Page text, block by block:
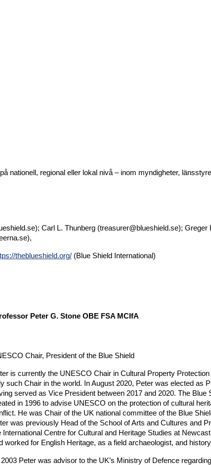
nationell, regional eller lokal nivå – inom myndigheter,
Carl L. Thunberg (treasurer@blueshield.se); Greger
theblueshield.org/(Blue Shield International)
Peter G. Stone OBE FSA MCIfA
Chair, President of the Blue Shield
is currently the UNESCO Chair in Cultural Property
such Chair in the world. In August 2020, Peter was elected as
served as Vice President between 2017 and 2020. The Blue
in 1996 to advise UNESCO on the protection of cultural
He was Chair of the UK national committee of the Blue
was previously Head of the School of Arts and Cultures and
International Centre for Cultural and Heritage Studies at
worked for English Heritage, as a field archaeologist, and
2003 Peter was advisor to the UK’s Ministry of Defence